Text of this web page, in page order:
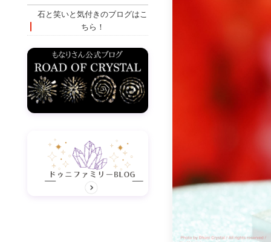
石と笑いと気付きのブログはこ
ちら！